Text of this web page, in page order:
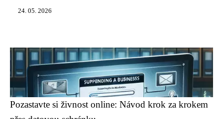
24. 05. 2026
Pozastavte si živnost online: Návod krok za krokem